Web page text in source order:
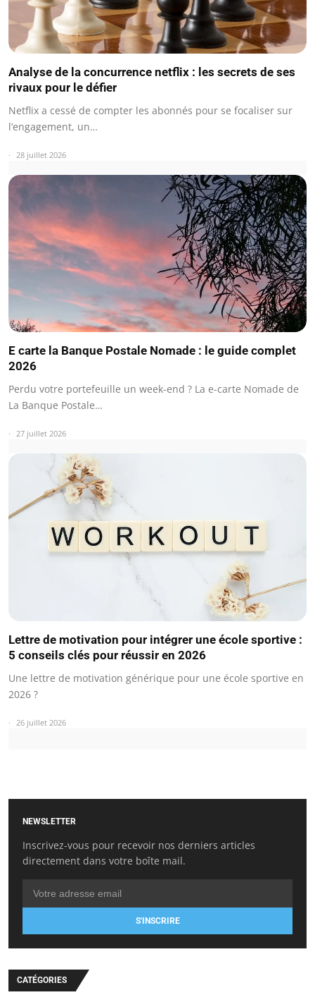
Analyse de la concurrence netflix : les secrets de ses
rivaux pour le défier
Netflix a cessé de compter les abonnés pour se focaliser sur
l’engagement, un…
28 juillet 2026
E carte la Banque Postale Nomade : le guide complet
2026
Perdu votre portefeuille un week-end ? La e-carte Nomade de
La Banque Postale…
27 juillet 2026
Lettre de motivation pour intégrer une école sportive :
5 conseils clés pour réussir en 2026
Une lettre de motivation générique pour une école sportive en
2026 ?
26 juillet 2026
NEWSLETTER
Inscrivez-vous pour recevoir nos derniers articles
directement dans votre boîte mail.
S'INSCRIRE
CATÉGORIES